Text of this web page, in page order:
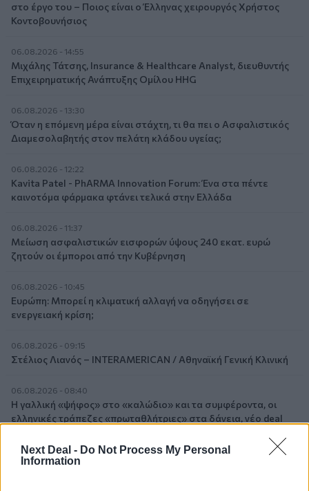
Next Deal - Do Not Process My Personal
Information
στο έργο του – Ποιος είναι ο Έλληνας χειρουργός Χρήστος
Κοντοβουνήσιος
06.08.2026 - 14:55
Μιχάλης Τάτσης, Insurance & Healthcare Analyst, διευθυντής
Επιχειρηματικής Ανάπτυξης Ομίλου HHG
06.08.2026 - 13:30
Όταν η επόμενη μέρα είναι στάχτη, τι θα πει ο Ασφαλιστικός
Διαμεσολαβητής στον πελάτη κλάδου υγείας;
06.08.2026 - 12:22
Kavita Patel - PhARMA Innovation Forum: Ένα στα πέντε
καινοτόμα φάρμακα φτάνει τελικά στην Ελλάδα
06.08.2026 - 11:37
Μείωση ασφαλιστικών εισφορών ύψους 240 εκατ. ευρώ
ζητούν οι έμποροι από την Κυβέρνηση
06.08.2026 - 10:45
Ευρώπη: Μπορεί η κλιματική αλλαγή να οδηγήσει σε
ενεργειακή κρίση;
06.08.2026 - 09:15
Στέλιος Λιανός – INTERAMERICAN / Αθηναϊκή Γενική Κλινική
06.08.2026 - 08:40
Η γαλλική «ψήφος» στο «καλώδιο» και τα συμφέροντα, οι
ελληνικές τράπεζες «πρωταθλήτριες» στα δάνεια, νέο deal
ΔΕΗ